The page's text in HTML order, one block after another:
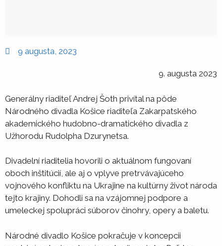
9 augusta, 2023
9. augusta 2023
Generálny riaditeľ Andrej Šoth privítal na pôde
Národného divadla Košice riaditeľa Zakarpatského
akademického hudobno-dramatického divadla z
Užhorodu Rudolpha Dzurynetsa.
Divadelní riaditelia hovorili o aktuálnom fungovaní
oboch inštitúcií, ale aj o vplyve pretrvávajúceho
vojnového konfliktu na Ukrajine na kultúrny život národa
tejto krajiny. Dohodli sa na vzájomnej podpore a
umeleckej spolupráci súborov činohry, opery a baletu.
Národné divadlo Košice pokračuje v koncepcii